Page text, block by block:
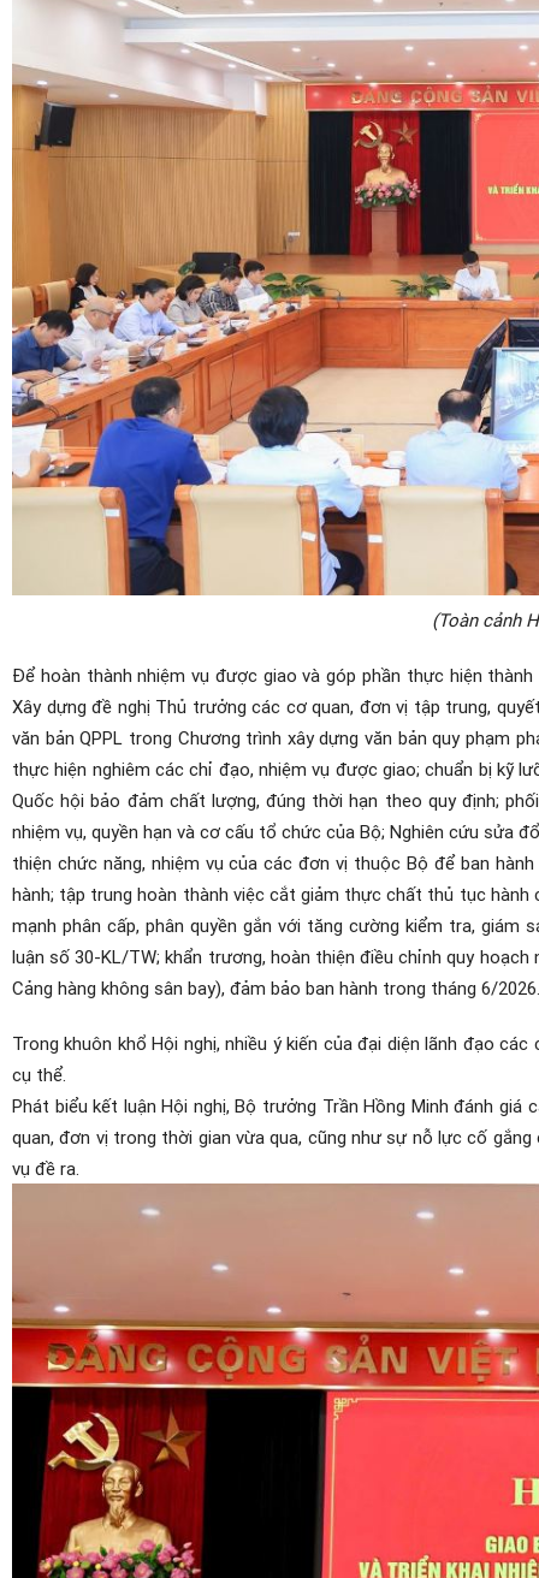
(Toàn cảnh
Để hoàn thành nhiệm vụ được giao và góp phần thực hiện
Xây dựng đề nghị Thủ trưởng các cơ quan, đơn vị tập trung,
văn bản QPPL trong Chương trình xây dựng văn bản quy phạm
thực hiện nghiêm các chỉ đạo, nhiệm vụ được giao; chuẩn bị kỹ
Quốc hội bảo đảm chất lượng, đúng thời hạn theo quy định;
nhiệm vụ, quyền hạn và cơ cấu tổ chức của Bộ; Nghiên cứu sửa
thiện chức năng, nhiệm vụ của các đơn vị thuộc Bộ để ban
hành; tập trung hoàn thành việc cắt giảm thực chất thủ tục hành
mạnh phân cấp, phân quyền gắn với tăng cường kiểm tra,
luận số 30-KL/TW; khẩn trương, hoàn thiện điều chỉnh quy
Cảng hàng không sân bay), đảm bảo ban hành trong tháng 6/
Trong khuôn khổ Hội nghị, nhiều ý kiến của đại diện lãnh đạo
cụ thể.
Phát biểu kết luận Hội nghị, Bộ trưởng Trần Hồng Minh đánh
quan, đơn vị trong thời gian vừa qua, cũng như sự nỗ lực cố
vụ đề ra.